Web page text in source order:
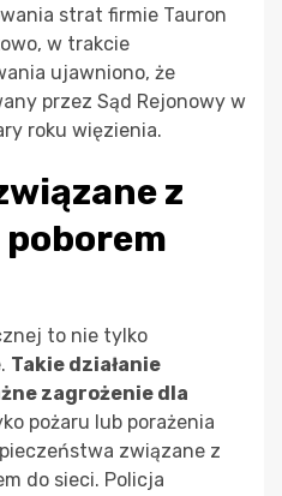
strat firmie Tauron
w trakcie
ujawniono, że
przez Sąd Rejonowy w
roku więzienia.
z
to nie tylko
Takie działanie
zagrożenie dla
pożaru lub porażenia
związane z
do sieci. Policja